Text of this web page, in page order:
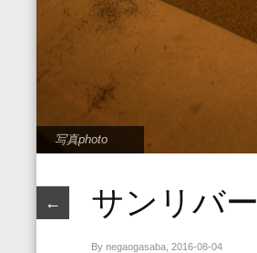
写真photo
← サンリバ
By negaogasaba, 2016-08-04